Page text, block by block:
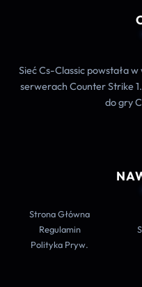
Sieć Cs-Classic powstała
serwerach Counter Strike
do gry
Strona Główna
Regulamin
Polityka Pryw.